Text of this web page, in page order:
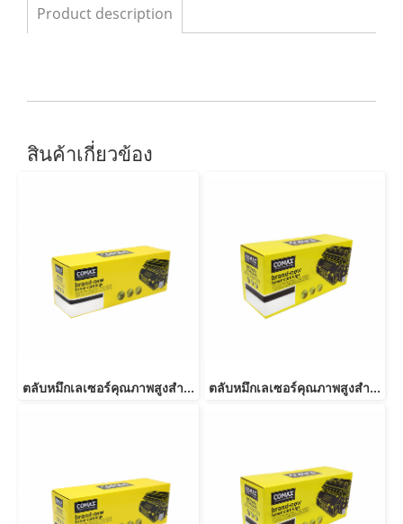
Product description
สินค้าเกี่ยวข้อง
ตลับหมึกเลเซอร์คุณภาพสูงสำหรับ SAMSUNG รุ่น MLT-D103S ตลับหมึกเลเซอร์คุณภาพสูงสำหรับ SAMSUNG รุ่น MLT-D103L